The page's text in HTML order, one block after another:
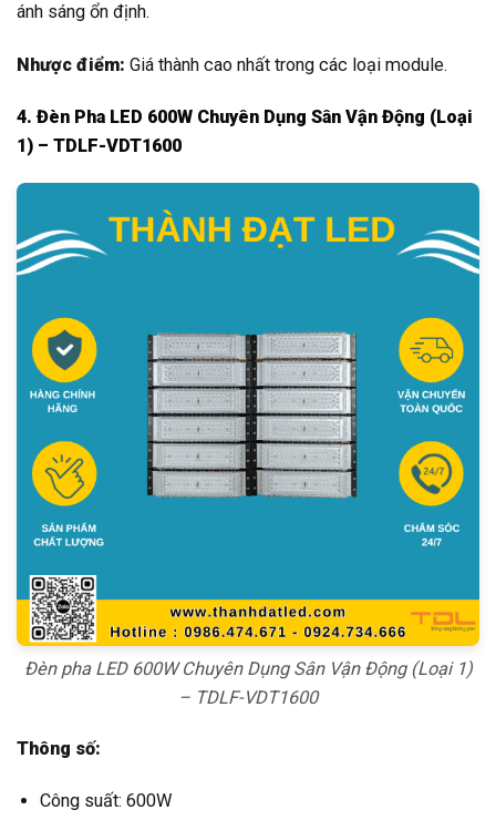
ánh sáng ổn định.
Nhược điểm: Giá thành cao nhất trong các loại module.
4. Đèn Pha LED 600W Chuyên Dụng Sân Vận Động (Loại
1) – TDLF-VDT1600
Đèn pha LED 600W Chuyên Dụng Sân Vận Động (Loại 1)
– TDLF-VDT1600
Thông số:
Công suất: 600W